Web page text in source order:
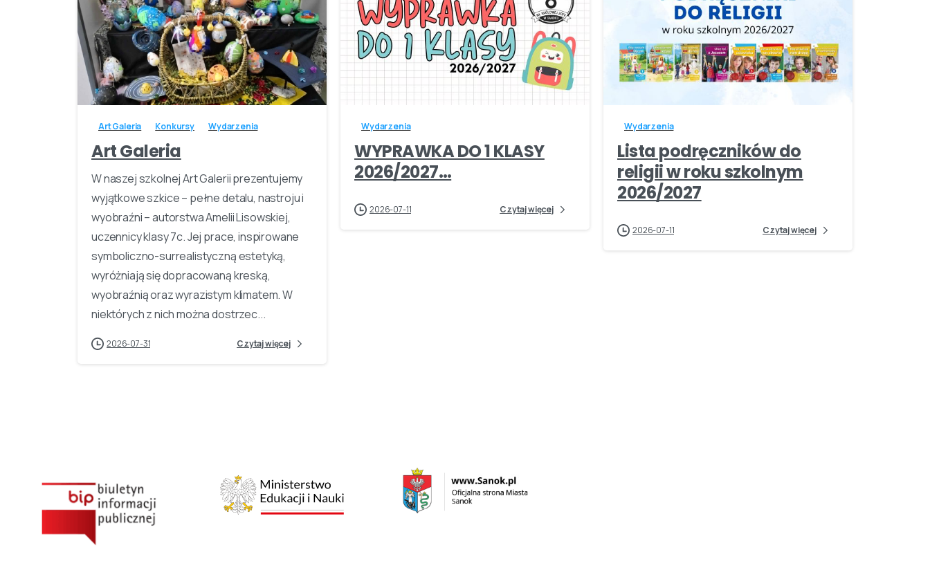
-
Art Galeria Konkursy Wydarzenia
Art Galeria
W naszej szkolnej Art Galerii prezentujemy
wyjątkowe szkice – pełne detalu, nastroju i
wyobraźni – autorstwa Amelii Lisowskiej,
uczennicy klasy 7c. Jej prace, inspirowane
symboliczno-surrealistyczną estetyką,
wyróżniają się dopracowaną kreską,
wyobraźnią oraz wyrazistym klimatem. W
niektórych z nich można dostrzec...
2026-07-31 Czytaj więcej
-
Wydarzenia
WYPRAWKA DO 1 KLASY
2026/2027…
2026-07-11 Czytaj więcej
-
Wydarzenia
Lista podręczników do
religii w roku szkolnym
2026/2027
2026-07-11 Czytaj więcej